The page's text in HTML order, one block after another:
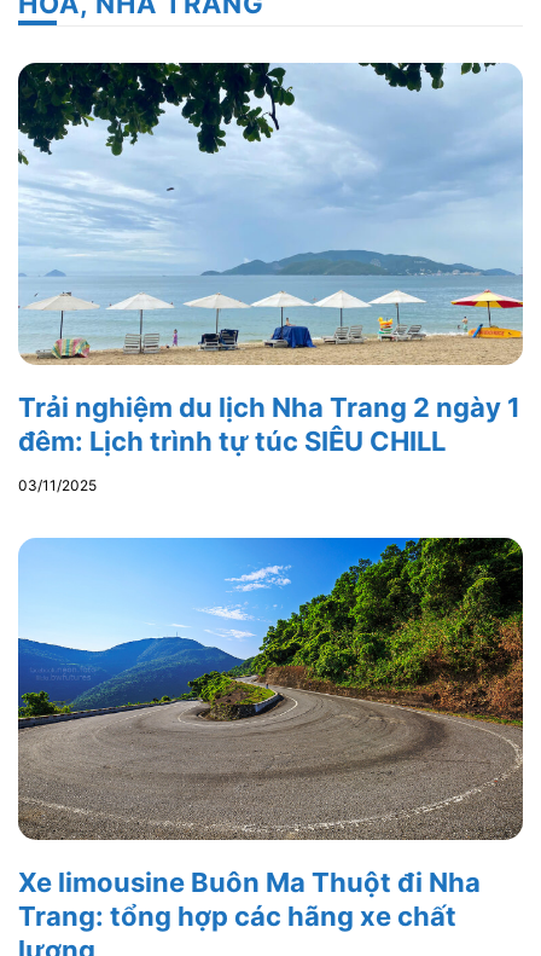
Trải nghiệm du lịch Nha Trang 2 ngày 1
đêm: Lịch trình tự túc SIÊU CHILL
03/11/2025
Xe limousine Buôn Ma Thuột đi Nha
Trang: tổng hợp các hãng xe chất
lượng